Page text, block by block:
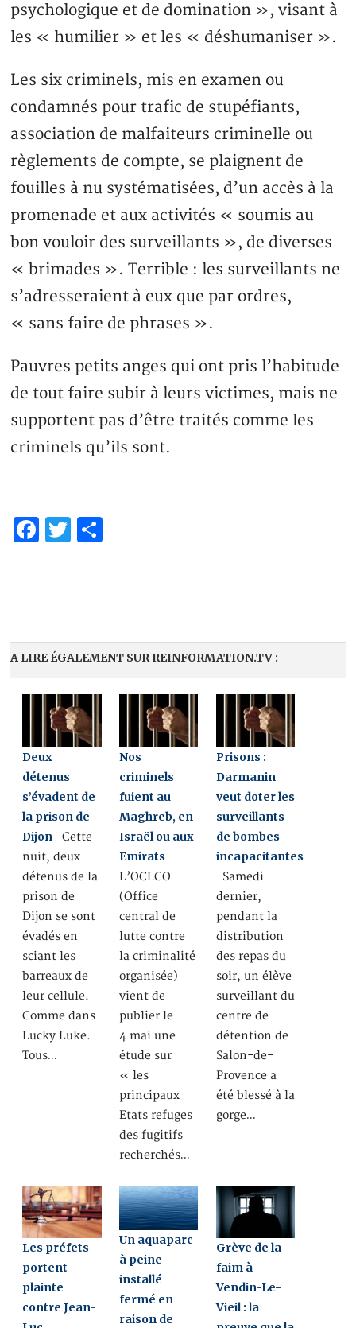
psychologique et de domination », visant à
les « humilier » et les « déshumaniser ».
Les six criminels, mis en examen ou
condamnés pour trafic de stupéfiants,
association de malfaiteurs criminelle ou
règlements de compte, se plaignent de
fouilles à nu systématisées, d’un accès à la
promenade et aux activités « soumis au
bon vouloir des surveillants », de diverses
« brimades ». Terrible : les surveillants ne
s’adresseraient à eux que par ordres,
« sans faire de phrases ».
Pauvres petits anges qui ont pris l’habitude
de tout faire subir à leurs victimes, mais ne
supportent pas d’être traités comme les
criminels qu’ils sont.
Facebook
Twitter
A LIRE ÉGALEMENT SUR REINFORMATION.TV :
Deux
détenus
s’évadent de
la prison de
Dijon Cette
nuit, deux
détenus de la
prison de
Dijon se sont
évadés en
sciant les
barreaux de
leur cellule.
Comme dans
Lucky Luke.
Tous…
Nos
criminels
fuient au
Maghreb, en
Israël ou aux
Emirats
L’OCLCO
(Office
central de
lutte contre
la criminalité
organisée)
vient de
publier le
4 mai une
étude sur
« les
principaux
Etats refuges
des fugitifs
recherchés…
Prisons :
Darmanin
veut doter les
surveillants
de bombes
incapacitantes
Samedi
dernier,
pendant la
distribution
des repas du
soir, un élève
surveillant du
centre de
détention de
Salon-de-
Provence a
été blessé à la
gorge…
Les préfets
portent
plainte
contre Jean-
Un aquaparc
à peine
installé
fermé en
raison de
Grève de la
faim à
Vendin-Le-
Vieil : la